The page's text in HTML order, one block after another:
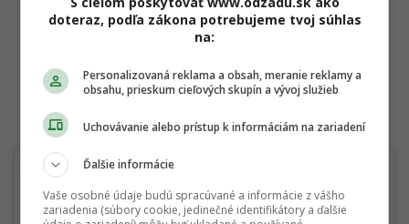
doteraz, podľa zákona potrebujeme tvoj súhlas
na:
Personalizovaná reklama a obsah, meranie reklamy a
obsahu, prieskum cieľových skupín a vývoj služieb
Uchovávanie alebo prístup k informáciám na zariadení
Ďalšie informácie
Vaše osobné údaje budú spracúvané a informácie z vášho
zariadenia (súbory cookie, jedinečné identifikátory a ďalšie